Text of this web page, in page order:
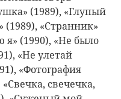
(1989), «Глупый
«Странник»
я» (1990), «Не было
«Не улетай
«Фотография
«Свечка, свечечка,